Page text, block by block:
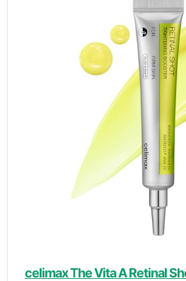
celimax The Vita A Retinal